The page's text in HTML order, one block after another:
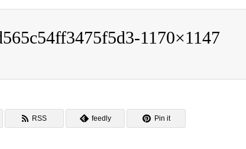
1170×1147
RSS feedly Pin it